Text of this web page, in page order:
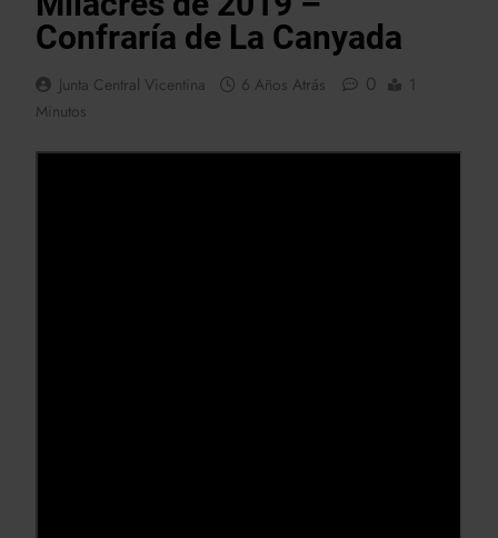
Confraría de La Canyada
Junta Central Vicentina 6 Años Atrás 0
1
Minutos